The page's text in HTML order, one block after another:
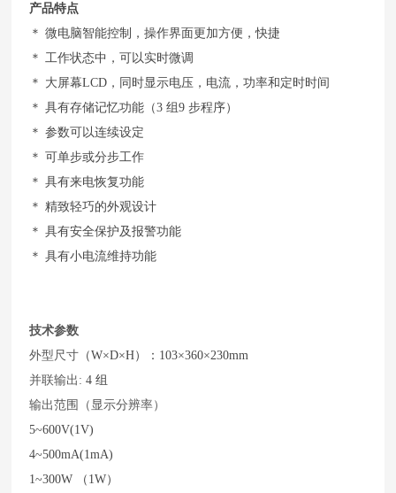
产品特点
＊ 微电脑智能控制，操作界面更加方便，快捷
＊ 工作状态中，可以实时微调
＊ 大屏幕LCD，同时显示电压，电流，功率和定时时间
＊ 具有存储记忆功能（3 组9 步程序）
＊ 参数可以连续设定
＊ 可单步或分步工作
＊ 具有来电恢复功能
＊ 精致轻巧的外观设计
＊ 具有安全保护及报警功能
＊ 具有小电流维持功能
技术参数
外型尺寸 （W×D×H）：103×360×230mm
并联输出: 4 组
输出范围（显示分辨率）
5~600V(1V)
4~500mA(1mA)
1~300W （1W）